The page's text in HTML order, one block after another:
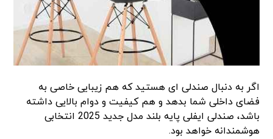
اگر به دنبال صندلی ای هستید که هم زیبایی خاصی به
فضای داخلی شما بدهد و هم کیفیت و دوام بالایی داشته
باشد، صندلی ایفلی پایه بلند مدل جدید 2025 انتخابی
هوشمندانه خواهد بود.